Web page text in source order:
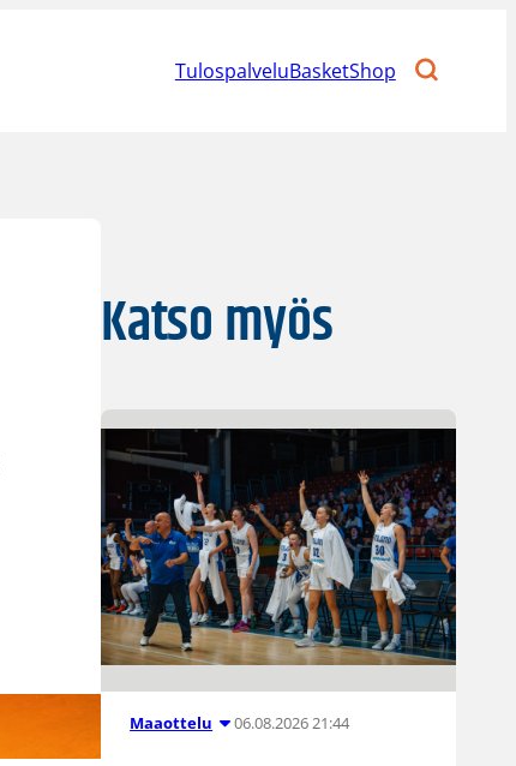
TulospalveluBasketShop
Katso myös
Maaottelu 06.08.2026 21:44